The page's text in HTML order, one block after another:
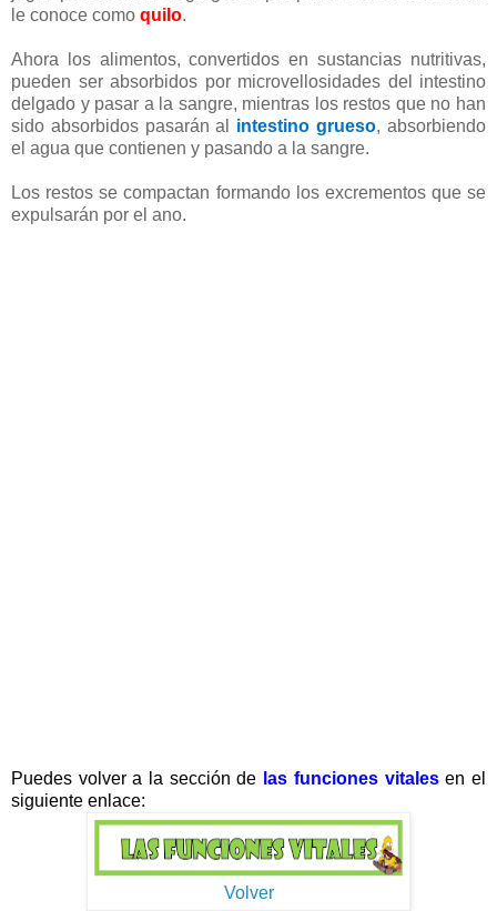
le conoce como quilo.
Ahora los alimentos, convertidos en sustancias nutritivas,
pueden ser absorbidos por microvellosidades del intestino
delgado y pasar a la sangre, mientras los restos que no han
sido absorbidos pasarán al intestino grueso, absorbiendo
el agua que contienen y pasando a la sangre.
Los restos se compactan formando los excrementos que se
expulsarán por el ano.
Puedes volver a la sección de las funciones vitalesen el
siguiente enlace:
Volver